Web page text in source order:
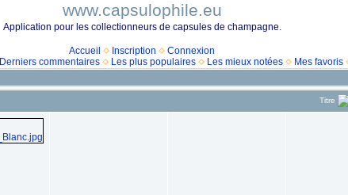
www.capsulophile.eu
Application pour les collectionneurs de capsules de champagne.
Accueil Inscription
Connexion
Derniers commentaires Les plus populaires Les mieux notées Mes favoris
Titre